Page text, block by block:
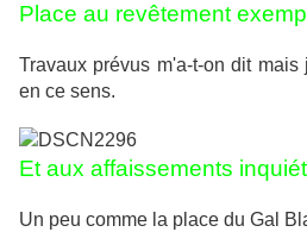
Place au revêtement
Travaux prévus m'a-t-on dit
en ce sens.
Et aux affaissements
Un peu comme la place du Gal